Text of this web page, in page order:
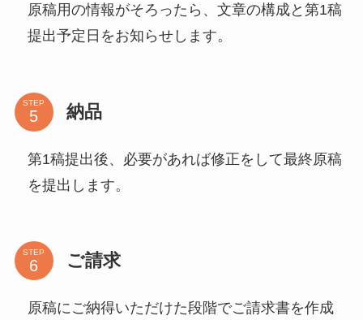
原稿用の情報がそろったら、文章の構成と第1稿
提出予定日をお知らせします。
STEP 納品
第1稿提出後、必要があれば修正をして最終原稿
を提出します。
STEP ご請求
原稿にご納得いただけた段階でご請求書を作成